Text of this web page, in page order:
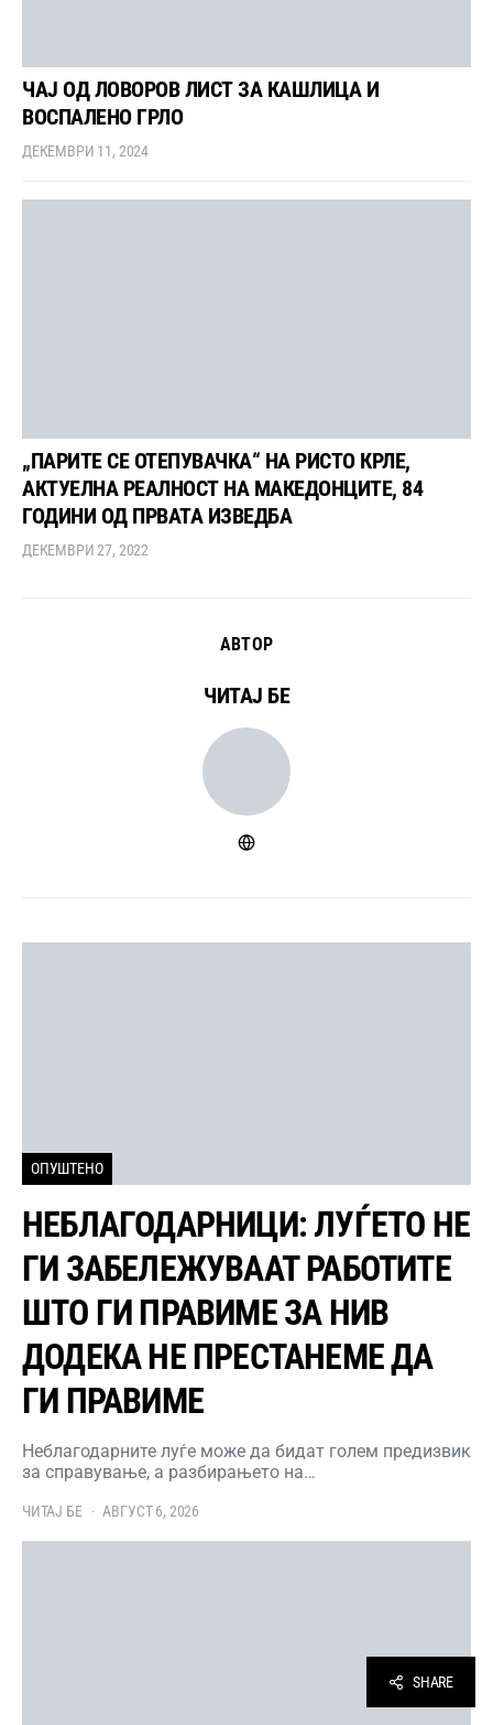
ЧАЈ ОД ЛОВОРОВ ЛИСТ ЗА КАШЛИЦА И
ВОСПАЛЕНО ГРЛО
ДЕКЕМВРИ 11, 2024
„ПАРИТЕ СЕ ОТЕПУВАЧКА“ НА РИСТО КРЛЕ,
АКТУЕЛНА РЕАЛНОСТ НА МАКЕДОНЦИТЕ, 84
ГОДИНИ ОД ПРВАТА ИЗВЕДБА
ДЕКЕМВРИ 27, 2022
АВТОР
ЧИТАЈ БЕ
ОПУШТЕНО
НЕБЛАГОДАРНИЦИ: ЛУЃЕТО НЕ
ГИ ЗАБЕЛЕЖУВААТ РАБОТИТЕ
ШТО ГИ ПРАВИМЕ ЗА НИВ
ДОДЕКА НЕ ПРЕСТАНЕМЕ ДА
ГИ ПРАВИМЕ
Неблагодарните луѓе може да бидат голем предизвик
за справување, а разбирањето на…
ЧИТАЈ БЕ АВГУСТ 6, 2026
SHARE